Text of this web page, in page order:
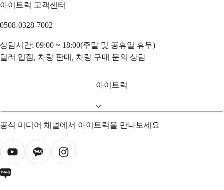
아이트럭 고객센터
0508-0328-7002
상담시간: 09:00 ~ 18:00(주말 및 공휴일 휴무)
딜러 입점, 차량 판매, 차량 구매 문의 상담
아이트럭
공식 미디어 채널에서 아이트럭을 만나보세요